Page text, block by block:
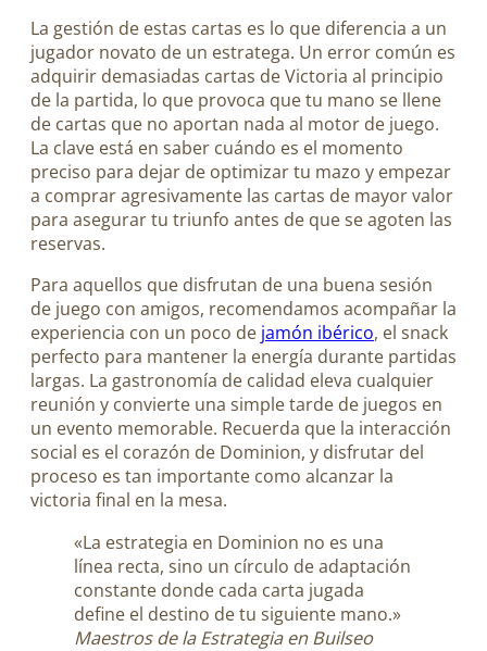
La gestión de estas cartas es lo que diferencia a un
jugador novato de un estratega. Un error común es
adquirir demasiadas cartas de Victoria al principio
de la partida, lo que provoca que tu mano se llene
de cartas que no aportan nada al motor de juego.
La clave está en saber cuándo es el momento
preciso para dejar de optimizar tu mazo y empezar
a comprar agresivamente las cartas de mayor valor
para asegurar tu triunfo antes de que se agoten las
reservas.
Para aquellos que disfrutan de una buena sesión
de juego con amigos, recomendamos acompañar la
experiencia con un poco de jamón ibérico, el snack
perfecto para mantener la energía durante partidas
largas. La gastronomía de calidad eleva cualquier
reunión y convierte una simple tarde de juegos en
un evento memorable. Recuerda que la interacción
social es el corazón de Dominion, y disfrutar del
proceso es tan importante como alcanzar la
victoria final en la mesa.
«La estrategia en Dominion no es una
línea recta, sino un círculo de adaptación
constante donde cada carta jugada
define el destino de tu siguiente mano.»
Maestros de la Estrategia en Builseo